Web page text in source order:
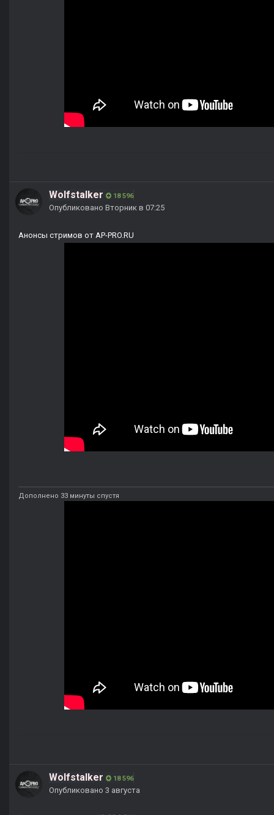
Wolfstalker 18 596
Опубликовано Вторник в 07:25
Анонсы стримов от AP-PRO.RU
Дополнено 33 минуты спустя
Wolfstalker 18 596
Опубликовано 3 августа